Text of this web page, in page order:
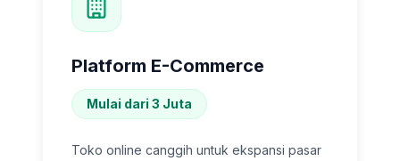
Platform E-Commerce
Mulai dari 3 Juta
Toko online canggih untuk ekspansi pasar